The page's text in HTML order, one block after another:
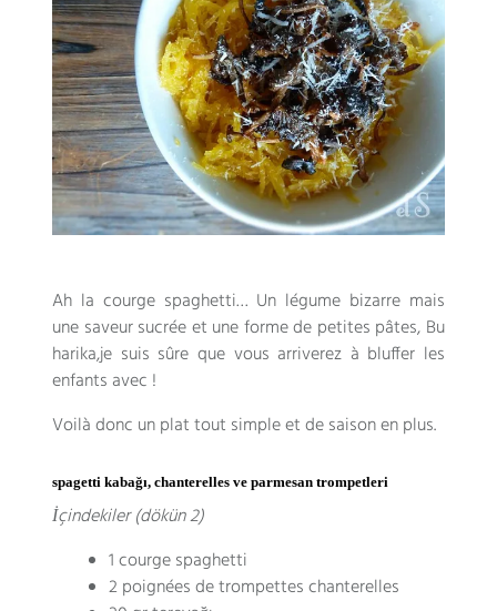
Ah la courge spaghetti… Un légume bizarre mais
une saveur sucrée et une forme de petites pâtes, Bu
harika,je suis sûre que vous arriverez à bluffer les
enfants avec !
Voilà donc un plat tout simple et de saison en plus.
spagetti kabağı, chanterelles ve parmesan trompetleri
İçindekiler (dökün 2)
1courge spaghetti
2 poignées de trompettes chanterelles